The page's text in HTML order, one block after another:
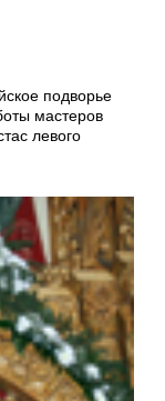
подворье
мастеров
левого